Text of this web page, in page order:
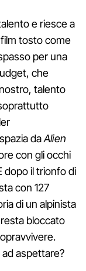
e riesce a
tosto come
per una
che
talento
daAlien
con gli occhi
dopo il trionfo di
con 127
di un alpinista
bloccato
aspettare?